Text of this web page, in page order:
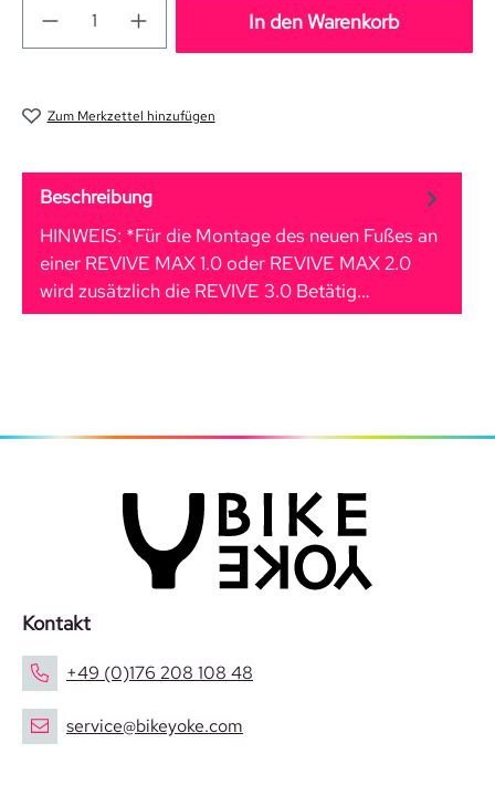
In den Warenkorb
Zum Merkzettel hinzufügen
Beschreibung
HINWEIS: *Für die Montage des neuen Fußes an
einer REVIVE MAX 1.0 oder REVIVE MAX 2.0
wird zusätzlich die REVIVE 3.0 Betätig…
Kontakt
+49 (0)176 208 108 48
service@bikeyoke.com